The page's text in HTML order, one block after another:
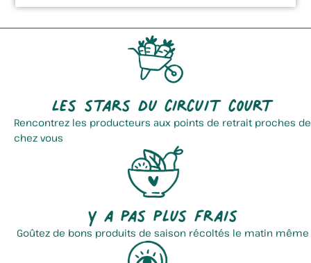
Les stars du circuit court
Rencontrez les producteurs aux points de retrait proches de
chez vous
Y a pas plus frais
Goûtez de bons produits de saison récoltés le matin même